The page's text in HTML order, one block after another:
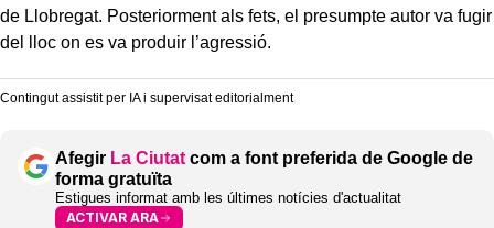
de Llobregat. Posteriorment als fets, el presumpte autor va fugir
del lloc on es va produir l’agressió.
Contingut assistit per IA i supervisat editorialment
Afegir La Ciutat com a font preferida de Google de
forma gratuïta
Estigues informat amb les últimes notícies d'actualitat
ACTIVAR ARA